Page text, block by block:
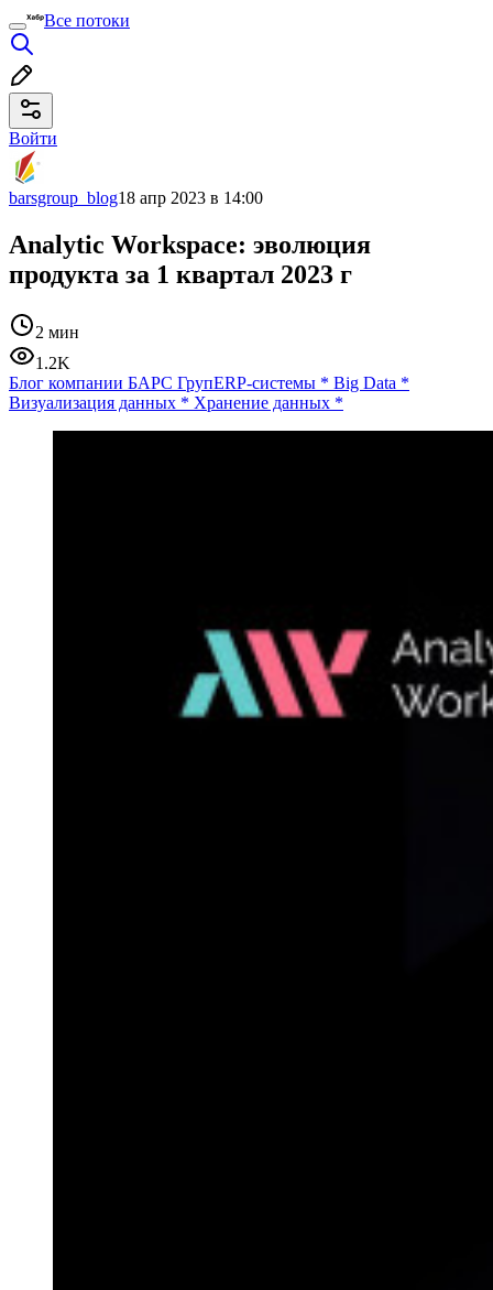
Все потоки
Войти
barsgroup_blog18 апр 2023 в 14:00
Analytic Workspace: эволюция
продукта за 1 квартал 2023 г
2 мин
1.2K
Блог компании БАРС ГрупERP-системы * Big Data *
Визуализация данных * Хранение данных *